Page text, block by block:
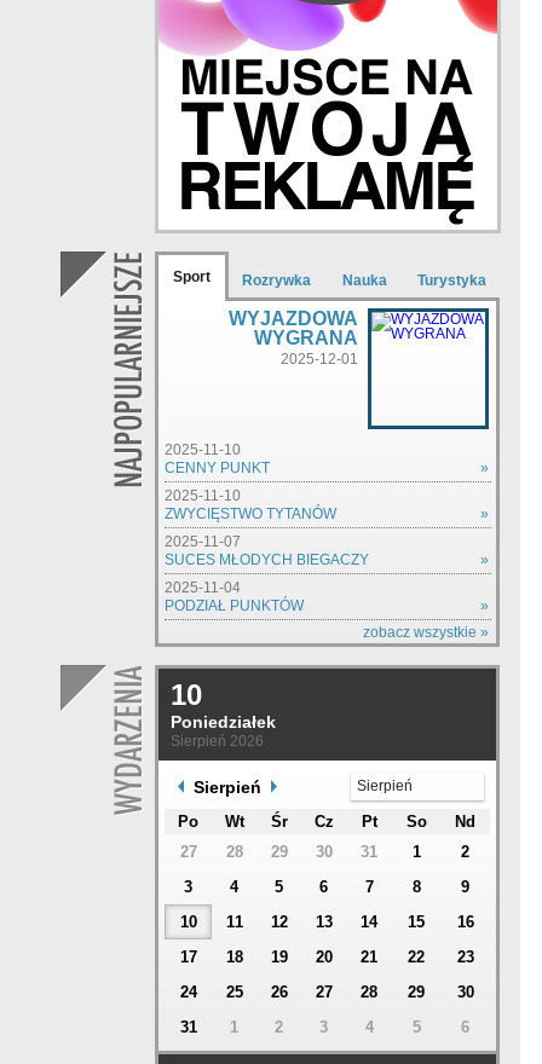
Sport Rozrywka Nauka Turystyka
WYJAZDOWA
WYGRANA
2025-12-01
2025-11-10
CENNY PUNKT
»
2025-11-10
ZWYCIĘSTWO TYTANÓW
»
2025-11-07
SUCES MŁODYCH BIEGACZY
»
2025-11-04
PODZIAŁ PUNKTÓW
»
zobacz wszystkie »
10
Poniedziałek
Sierpień 2026
Sierpień Sierpień
Po Wt Śr Cz Pt So
Nd
27
28 29 30 31 1
2
3
4 5 6 7 8
9
10
11 12 13 14 15
16
17
18 19 20 21 22
23
24
25 26 27 28 29
30
31
1 2 3 4 5 6